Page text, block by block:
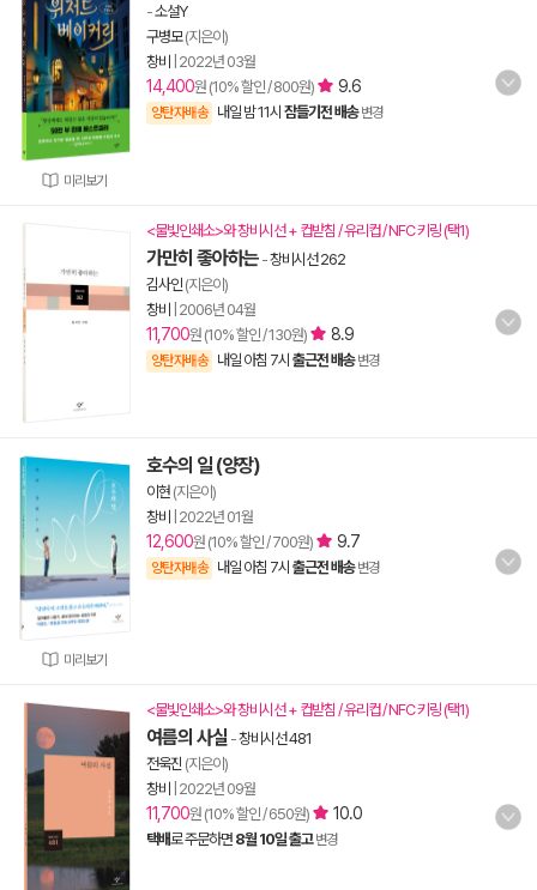
미리보기
-소설Y
구병모(지은이)
창비
2022년 03월
14,400원 (10% 할인 / 800원) 9.6
양탄자배송 내일 밤 11시 잠들기전 배송 변경
<물빛인쇄소>와 창비시선 + 컵받침 / 유리컵 / NFC 키링 (택1)
가만히 좋아하는 -창비시선 262
김사인 (지은이)
창비
2006년 04월
11,700원 (10% 할인 / 130원) 8.9
양탄자배송 내일 아침 7시 출근전 배송 변경
미리보기
호수의 일 (양장)
이현 (지은이)
창비
2022년 01월
12,600원 (10% 할인 / 700원) 9.7
양탄자배송 내일 아침 7시 출근전 배송 변경
<물빛인쇄소>와 창비시선 + 컵받침 / 유리컵 / NFC 키링 (택1)
여름의 사실 -창비시선 481
전욱진 (지은이)
창비
2022년 09월
11,700원 (10% 할인 / 650원) 10.0
택배로 주문하면 8월 10일 출고 변경